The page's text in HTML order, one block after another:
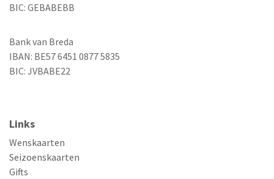
BIC: GEBABEBB
Bank van Breda
IBAN: BE57 6451 0877 5835
BIC: JVBABE22
Links
Wenskaarten
Seizoenskaarten
Gifts